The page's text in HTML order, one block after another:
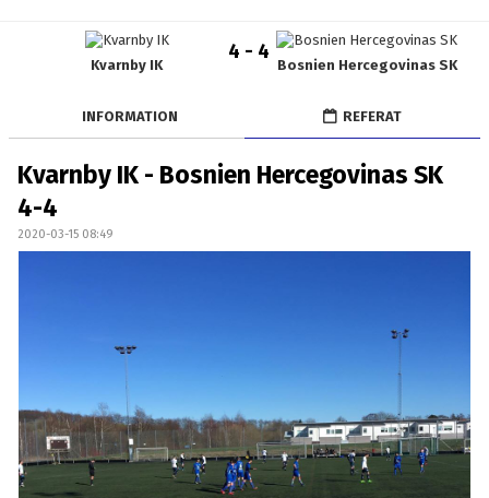
DOKUMENT
KONTAKT
Kvarnby IK
4 - 4
Bosnien Hercegovinas SK
INFORMATION REFERAT
Kvarnby IK - Bosnien Hercegovinas SK
4-4
2020-03-15 08:49